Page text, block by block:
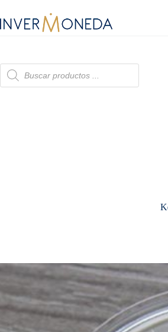
contenido
Búsqueda
de
productos